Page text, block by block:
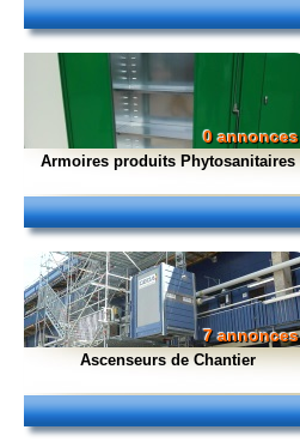
0 annonces
Armoires produits Phytosanitaires
7 annonces
Ascenseurs de Chantier